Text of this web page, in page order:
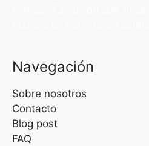
Navegación
Sobre nosotros
Contacto
Blog post
FAQ